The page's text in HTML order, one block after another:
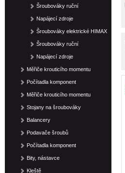
Šroubováky ruční
Napájecí zdroje
Šroubováky elektrické HIMAX
Šroubováky ruční
Napájecí zdroje
Měřiče krouticího momentu
Počítadla komponent
Měřiče krouticího momentu
Stojany na šroubováky
Balancery
Podavače šroubů
Počítadla komponent
Bity, nástavce
Kleště